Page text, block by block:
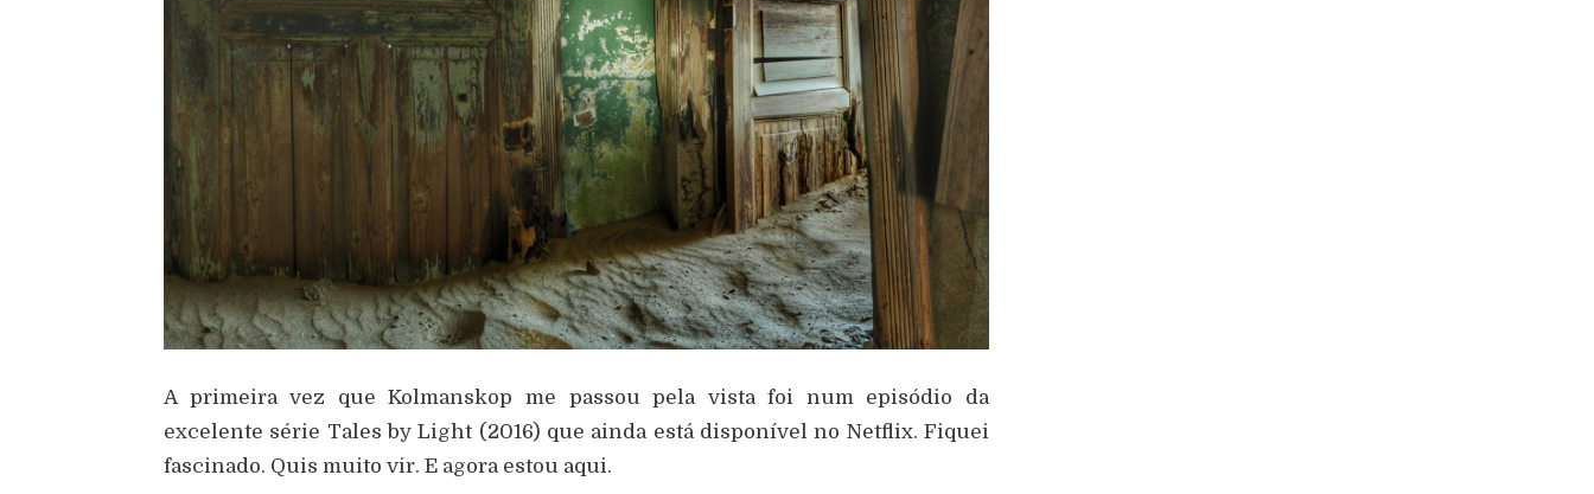
A primeira vez que Kolmanskop me passou pela vista foi num episódio da
excelente série Tales by Light (2016) que ainda está disponível no Netflix. Fiquei
fascinado. Quis muito vir. E agora estou aqui.